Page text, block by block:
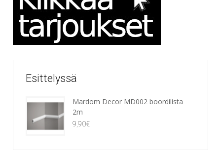
Esittelyssä
Mardom Decor MD002 boordilista
2m
9,90€